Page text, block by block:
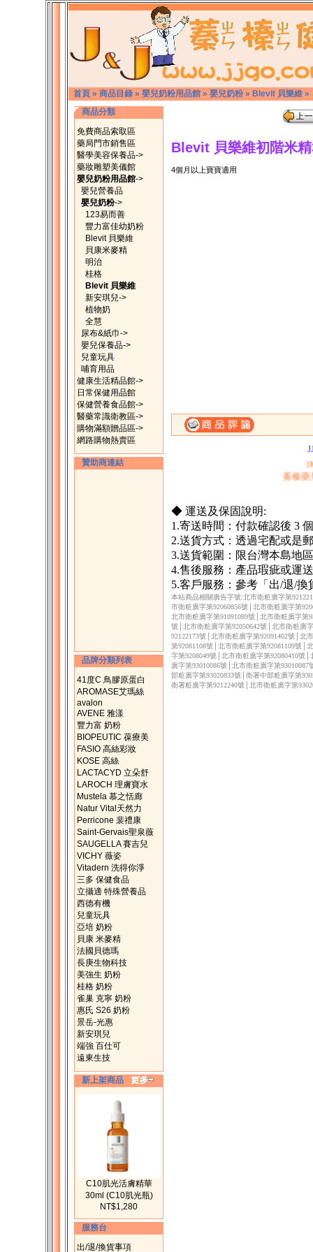
首頁 » 商品目錄 » 嬰兒奶粉用品館 » 嬰兒奶粉» Blevit 貝樂維 »
商品分類
免費商品索取區
藥局門市銷售區
醫學美容保養品->
藥妝雕塑美儀館
嬰兒奶粉用品館->
嬰兒營養品
嬰兒奶粉->
123易而善
豐力富佳幼奶粉
Blevit 貝樂維
貝康米麥精
明治
桂格
Blevit 貝樂維
新安琪兒->
植物奶
全慧
尿布&紙巾->
嬰兒保養品->
兒童玩具
哺育用品
健康生活精品館->
日常保健用品館
保健營養食品館->
醫藥常識衛教區->
購物滿額贈品區->
網路購物熱賣區
贊助商連結
品牌分類列表
41度C 鳥膠原蛋白
AROMASE艾瑪絲
avalon
AVENE 雅漾
豐力富 奶粉
BIOPEUTIC 葆療美
FASIO 高絲彩妝
KOSE 高絲
LACTACYD 立朵舒
LAROCH 理膚寶水
Mustela 慕之恬廊
Natur Vital天然力
Perricone 裴禮康
Saint-Gervais聖泉薇
SAUGELLA 賽吉兒
VICHY 薇姿
Vitadern 洗得你淨
三多 保健食品
立攝適 特殊營養品
西德有機
兒童玩具
亞培 奶粉
貝康 米麥精
法國貝德瑪
長庚生物科技
美強生 奶粉
桂格 奶粉
雀巢 克寧 奶粉
惠氏 S26 奶粉
景岳-光惠
新安琪兒
端強 百仕可
遠東生技
新上架商品
C10肌光活膚精華
30ml (C10肌光瓶)
NT$1,280
服務台
出/退/換貨事項
Blevit 貝樂維初階米
4個月以上寶寶適用
一、購滿1500元
二、購物滿2000
蓁榛藥
◆ 運送及保固說明:
1.寄送時間：付款確認後 3
2.送貨方式：透過宅配或是
3.送貨範圍：限台灣本島地
4.售後服務：產品瑕疵或運
5.客戶服務：參考「出/退/
本站商品相關廣告字號:北市衛粧廣字第
市衛粧廣字第92060856號│北市衛粧廣字第
北市衛粧廣字第91091089號│北市衛粧廣字第
號│北市衛粧廣字第92050642號│北市衛粧廣
92122173號│北市衛粧廣字第92091402號│北
第92081108號│北市衛粧廣字第92081109號│
字第9208049號│北市衛粧廣字第92080410號
廣字第93010086號│北市衛粧廣字第
部粧廣字第93020833號│衛署中部粧廣字第
衛署粧廣字第9212240號│北市衛粧廣字第